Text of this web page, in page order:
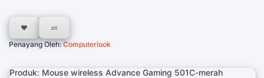
Penayang Oleh:Computerlook
Produk: Mouse wireless Advance Gaming 501C-merah